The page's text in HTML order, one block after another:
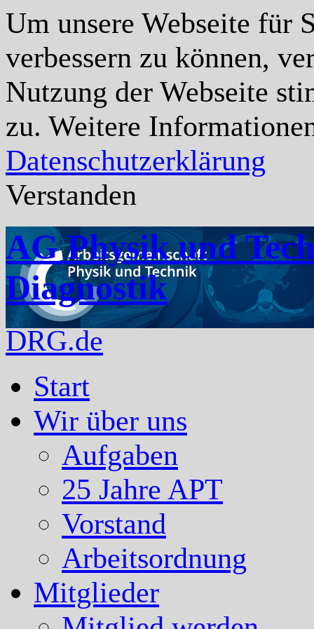
Um unsere Webseite für
verbessern zu können,
Nutzung der Webseite
zu. Weitere
Datenschutzerklärung
Verstanden
AG Physik und
Diagnostik
DRG.de
Start
Wir über uns
Aufgaben
25 Jahre APT
Vorstand
Arbeitsordnung
Mitglieder